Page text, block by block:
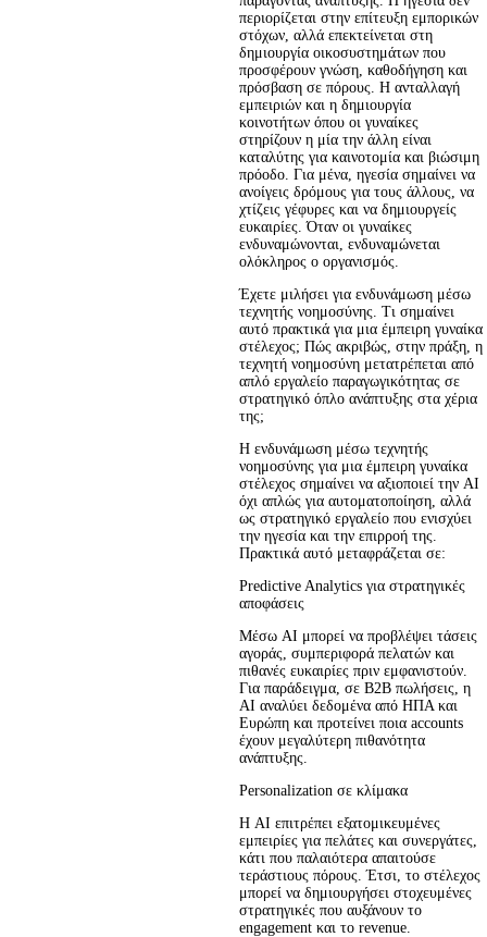
περιορίζεται στην επίτευξη εμπορικών
στόχων, αλλά επεκτείνεται στη
δημιουργία οικοσυστημάτων που
προσφέρουν γνώση, καθοδήγηση και
πρόσβαση σε πόρους. Η ανταλλαγή
εμπειριών και η δημιουργία
κοινοτήτων όπου οι γυναίκες
στηρίζουν η μία την άλλη είναι
καταλύτης για καινοτομία και βιώσιμη
πρόοδο. Για μένα, ηγεσία σημαίνει να
ανοίγεις δρόμους για τους άλλους, να
χτίζεις γέφυρες και να δημιουργείς
ευκαιρίες. Όταν οι γυναίκες
ενδυναμώνονται, ενδυναμώνεται
ολόκληρος ο οργανισμός.
Έχετε μιλήσει για ενδυνάμωση μέσω
τεχνητής νοημοσύνης. Τι σημαίνει
αυτό πρακτικά για μια έμπειρη γυναίκα
στέλεχος; Πώς ακριβώς, στην πράξη, η
τεχνητή νοημοσύνη μετατρέπεται από
απλό εργαλείο παραγωγικότητας σε
στρατηγικό όπλο ανάπτυξης στα χέρια
της;
Η ενδυνάμωση μέσω τεχνητής
νοημοσύνης για μια έμπειρη γυναίκα
στέλεχος σημαίνει να αξιοποιεί την AI
όχι απλώς για αυτοματοποίηση, αλλά
ως στρατηγικό εργαλείο που ενισχύει
την ηγεσία και την επιρροή της.
Πρακτικά αυτό μεταφράζεται σε:
Predictive Analytics για στρατηγικές
αποφάσεις
Μέσω AI μπορεί να προβλέψει τάσεις
αγοράς, συμπεριφορά πελατών και
πιθανές ευκαιρίες πριν εμφανιστούν.
Για παράδειγμα, σε B2B πωλήσεις, η
AI αναλύει δεδομένα από ΗΠΑ και
Ευρώπη και προτείνει ποια accounts
έχουν μεγαλύτερη πιθανότητα
ανάπτυξης.
Personalization σε κλίμακα
Η AI επιτρέπει εξατομικευμένες
εμπειρίες για πελάτες και συνεργάτες,
κάτι που παλαιότερα απαιτούσε
τεράστιους πόρους. Έτσι, το στέλεχος
μπορεί να δημιουργήσει στοχευμένες
στρατηγικές που αυξάνουν το
engagement και το revenue.